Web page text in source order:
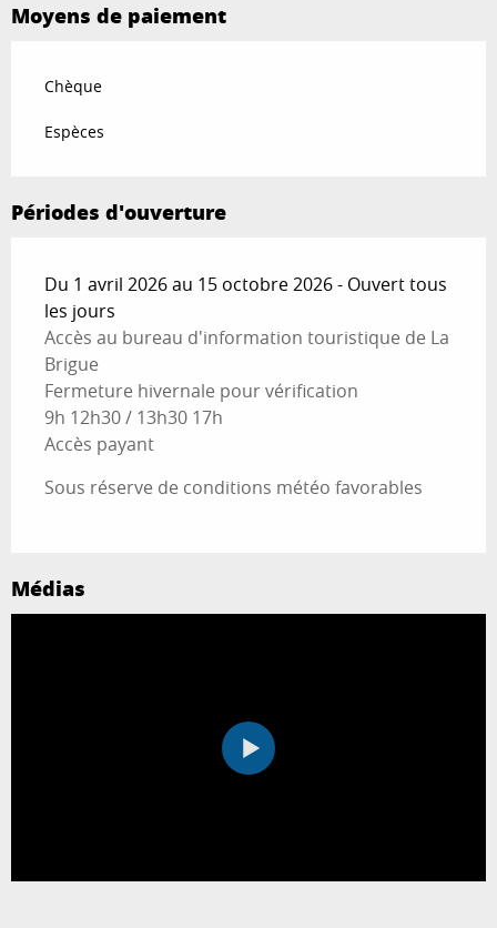
Moyens de paiement
Chèque
Espèces
Périodes d'ouverture
Du 1 avril 2026 au 15 octobre 2026 - Ouvert tous
les jours
Accès au bureau d'information touristique de La
Brigue
Fermeture hivernale pour vérification
9h 12h30 / 13h30 17h
Accès payant
Sous réserve de conditions météo favorables
Médias